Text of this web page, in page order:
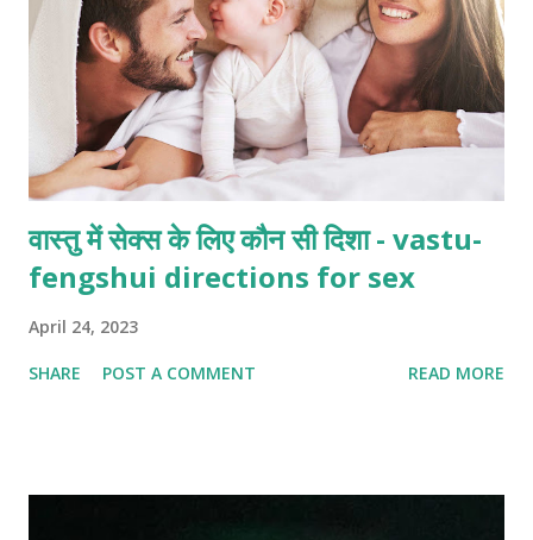
वास्तु में सेक्स के लिए कौन सी दिशा - vastu-
fengshui directions for sex
April 24, 2023
SHARE POST A COMMENT READ MORE